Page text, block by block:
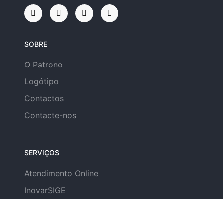
SOBRE
O Patrono
Logótipo
Contactos
Contacte-nos
SERVIÇOS
Atendimento Online
InovarSIGE